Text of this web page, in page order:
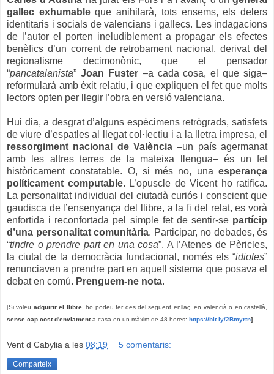
gallec exhumableque anihilarà, tots ensems, els delers
identitaris i socials de valencians i gallecs. Les indagacions
de l’autor el porten ineludiblement a propagar els efectes
benèfics d’un corrent de retrobament nacional, derivat del
regionalisme decimonònic, que el pensador
“pancatalanista” Joan Fuster –a cada cosa, el que siga–
reformularà amb èxit relatiu, i que expliquen el fet que molts
lectors opten per llegir l’obra en versió valenciana.
Hui dia, a desgrat d’alguns espècimens retrògrads, satisfets
de viure d’espatles al llegat col·lectiu i a la lletra impresa, el
ressorgiment nacional de València –un país agermanat
amb les altres terres de la mateixa llengua– és un fet
històricament constatable. O, si més no, una esperança
políticament computable. L’opuscle de Vicent ho ratifica.
La personalitat individual del ciutadà curiós i conscient que
gaudisca de l’ensenyança del llibre, a la fi del relat, es vorà
enfortida i reconfortada pel simple fet de sentir-se partícip
d’una personalitat comunitària. Participar, no debades, és
“tindre o prendre part en una cosa”. A l’Atenes de Pèricles,
la ciutat de la democràcia fundacional, només els “idiotes”
renunciaven a prendre part en aquell sistema que posava el
debat en comú. Prenguem-ne nota.
[Si voleu adquirir el llibre, ho podeu fer des del següent enllaç, en valencià o en castellà,
sense cap cost d'enviamenta casa en un màxim de 48 hores: https://bit.ly/2Bmyrtn]
Vent d Cabylia a les 08:19 5 comentaris:
Comparteix